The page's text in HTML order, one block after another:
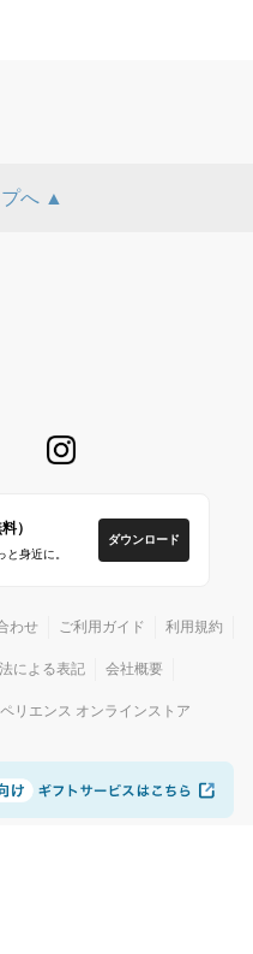
へ ▲
）
と身近に。
ダウンロード
わせ ご利用ガイド 利用規約
による表記 会社概要
リエンス オンラインストア